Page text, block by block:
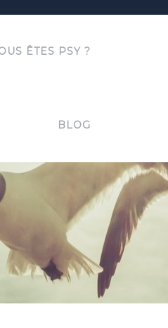
ÊTES PSY ?
BLOG